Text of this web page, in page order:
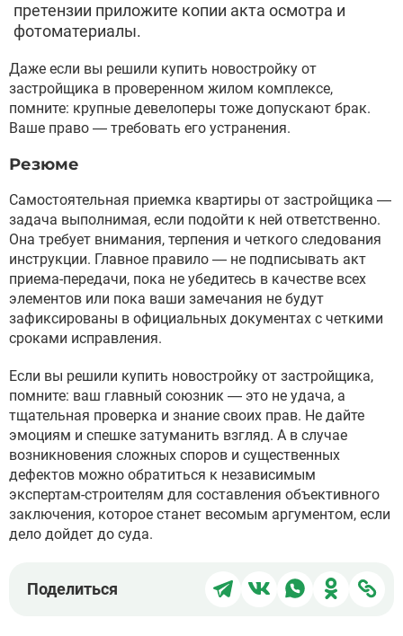
претензии приложите копии акта осмотра и
фотоматериалы.
Даже если вы решили купить новостройку от
застройщика в проверенном жилом комплексе,
помните: крупные девелоперы тоже допускают брак.
Ваше право — требовать его устранения.
Резюме
Самостоятельная приемка квартиры от застройщика —
задача выполнимая, если подойти к ней ответственно.
Она требует внимания, терпения и четкого следования
инструкции. Главное правило — не подписывать акт
приема-передачи, пока не убедитесь в качестве всех
элементов или пока ваши замечания не будут
зафиксированы в официальных документах с четкими
сроками исправления.
Если вы решили купить новостройку от застройщика,
помните: ваш главный союзник — это не удача, а
тщательная проверка и знание своих прав. Не дайте
эмоциям и спешке затуманить взгляд. А в случае
возникновения сложных споров и существенных
дефектов можно обратиться к независимым
экспертам-строителям для составления объективного
заключения, которое станет весомым аргументом, если
дело дойдет до суда.
Поделиться
Поделиться
Поделиться
в
Поделиться